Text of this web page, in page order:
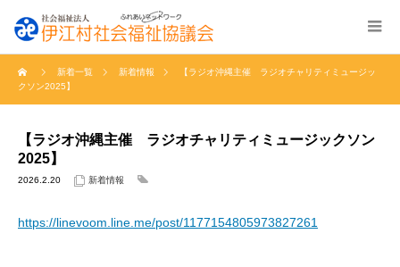
新着一覧 新着情報
【ラジオ沖縄主催 ラジオチャリティミュージッ
クソン2025】
【ラジオ沖縄主催 ラジオチャリティミュージックソン
2025】
2026.2.20 新着情報
https://linevoom.line.me/post/1177154805973827261